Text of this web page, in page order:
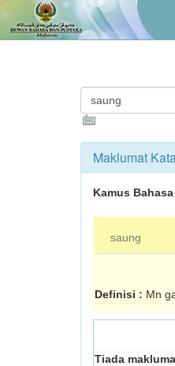
Maklumat
Kamus
saung
Definisi : Mn
Tiada